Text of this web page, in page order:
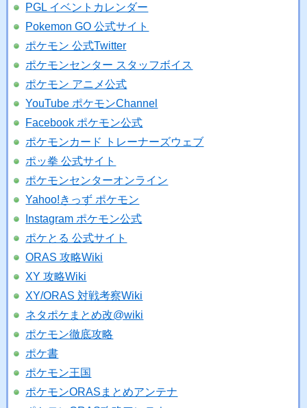
PGL イベントカレンダー
Pokemon GO 公式サイト
ポケモン 公式Twitter
ポケモンセンター スタッフボイス
ポケモン アニメ公式
YouTube ポケモンChannel
Facebook ポケモン公式
ポケモンカード トレーナーズウェブ
ポッ拳 公式サイト
ポケモンセンターオンライン
Yahoo!きっず ポケモン
Instagram ポケモン公式
ポケとる 公式サイト
ORAS 攻略Wiki
XY 攻略Wiki
XY/ORAS 対戦考察Wiki
ネタポケまとめ改@wiki
ポケモン徹底攻略
ポケ書
ポケモン王国
ポケモンORASまとめアンテナ